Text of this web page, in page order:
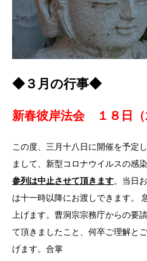
◆３月の行事◆
新春彼岸法会 １８日（
この度、三月十八日に開催を予定
まして、新型コロナウイルスの感
参列は中止させて頂きます。当日
は十一時以降にお渡しできます。
上げます。曹洞宗宗務庁からの要
て頂きましたこと、何卒ご理解と
げます。合掌